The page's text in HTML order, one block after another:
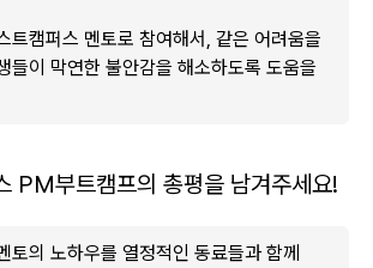
트캠퍼스 멘토로 참여해서, 같은 어려움을
들이 막연한 불안감을 해소하도록 도움을
PM부트캠프의 총평을 남겨주세요!
토의 노하우를 열정적인 동료들과 함께